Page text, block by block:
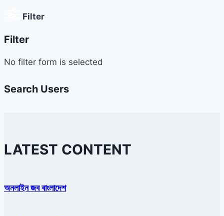
Filter
Filter
No filter form is selected
Search Users
LATEST CONTENT
অনলাইন জব বাংলাদেশ